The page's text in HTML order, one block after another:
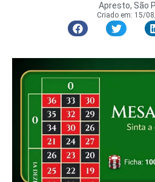
Apresto, São
Criado em: 15/